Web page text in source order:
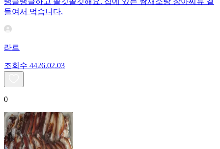
들여서 먹습니다.
라르
조회수 4426.02.03
0